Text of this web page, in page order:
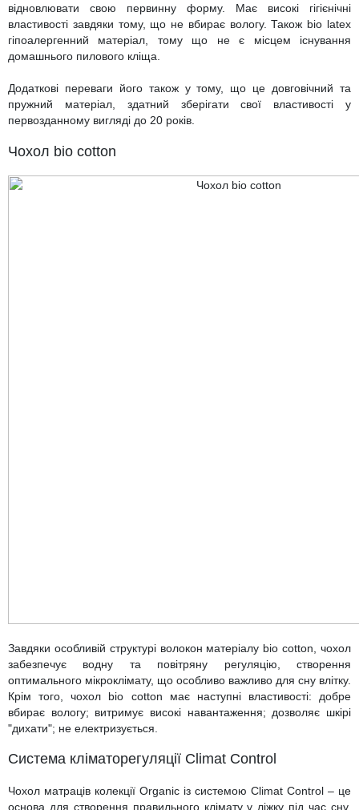
відновлювати свою первинну форму. Має високі гігієнічні
властивості завдяки тому, що не вбирає вологу. Також bio latex
гіпоалергенний матеріал, тому що не є місцем існування
домашнього пилового кліща.
Додаткові переваги його також у тому, що це довговічний та
пружний матеріал, здатний зберігати свої властивості у
первозданному вигляді до 20 років.
Чохол bio cotton
Завдяки особливій структурі волокон матеріалу bio cotton, чохол
забезпечує водну та повітряну регуляцію, створення
оптимального мікроклімату, що особливо важливо для сну влітку.
Крім того, чохол bio cotton має наступні властивості: добре
вбирає вологу; витримує високі навантаження; дозволяє шкірі
"дихати"; не електризується.
Система кліматорегуляції Climat Control
Чохол матраців колекції Organic із системою Climat Control – це
основа для створення правильного клімату у ліжку під час сну.